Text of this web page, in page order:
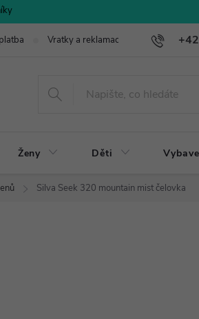
Vratky a reklamace
Ženy Děti
Silva Seek 320 mountain mist čelovka